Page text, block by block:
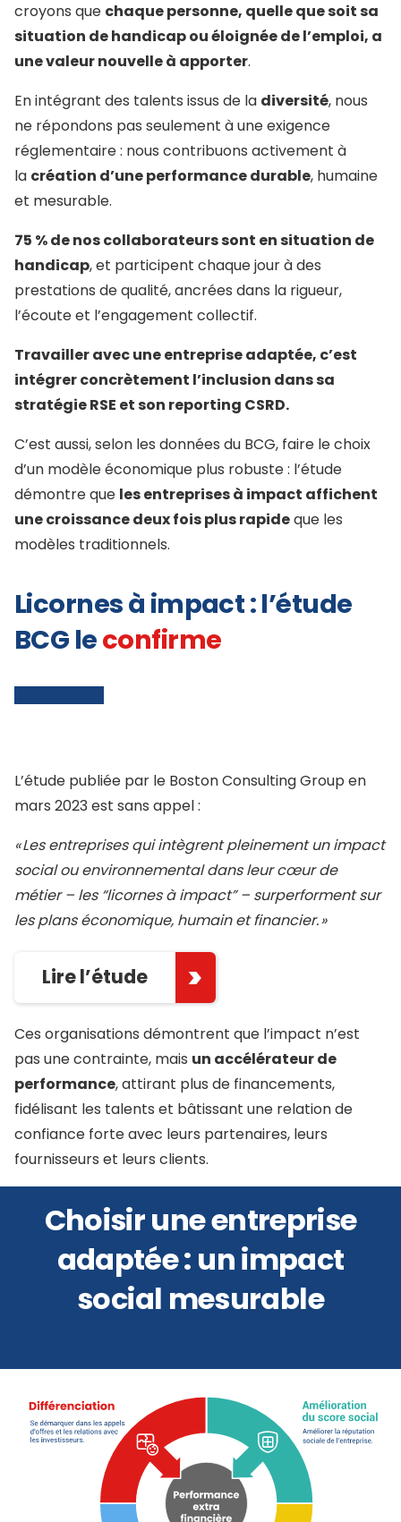
croyons que chaque personne, quelle que soit sa
situation de handicap ou éloignée de l’emploi, a
une valeur nouvelle à apporter.
En intégrant des talents issus de la diversité, nous
ne répondons pas seulement à une exigence
réglementaire : nous contribuons activement à
la création d’une performance durable, humaine
et mesurable.
75 % de nos collaborateurs sont en situation de
handicap, et participent chaque jour à des
prestations de qualité, ancrées dans la rigueur,
l’écoute et l’engagement collectif.
Travailler avec une entreprise adaptée, c’est
intégrer concrètement l’inclusion dans sa
stratégie RSE et son reporting CSRD.
C’est aussi, selon les données du BCG, faire le choix
d’un modèle économique plus robuste : l’étude
démontre que les entreprises à impact affichent
une croissance deux fois plus rapideque les
modèles traditionnels.
Licornes à impact : l’étude
BCG leconfirme
L’étude publiée par le Boston Consulting Group en
mars 2023 est sans appel :
«Les entreprises qui intègrent pleinement un impact
social ou environnemental dans leur cœur de
métier – les “licornes à impact” – surperforment sur
les plans économique, humain et financier.»
Lire l’étude
Ces organisations démontrent que l’impact n’est
pas une contrainte, mais un accélérateur de
performance, attirant plus de financements,
fidélisant les talents et bâtissant une relation de
confiance forte avec leurs partenaires, leurs
fournisseurs et leurs clients.
Choisir une entreprise
adaptée : un impact
social mesurable